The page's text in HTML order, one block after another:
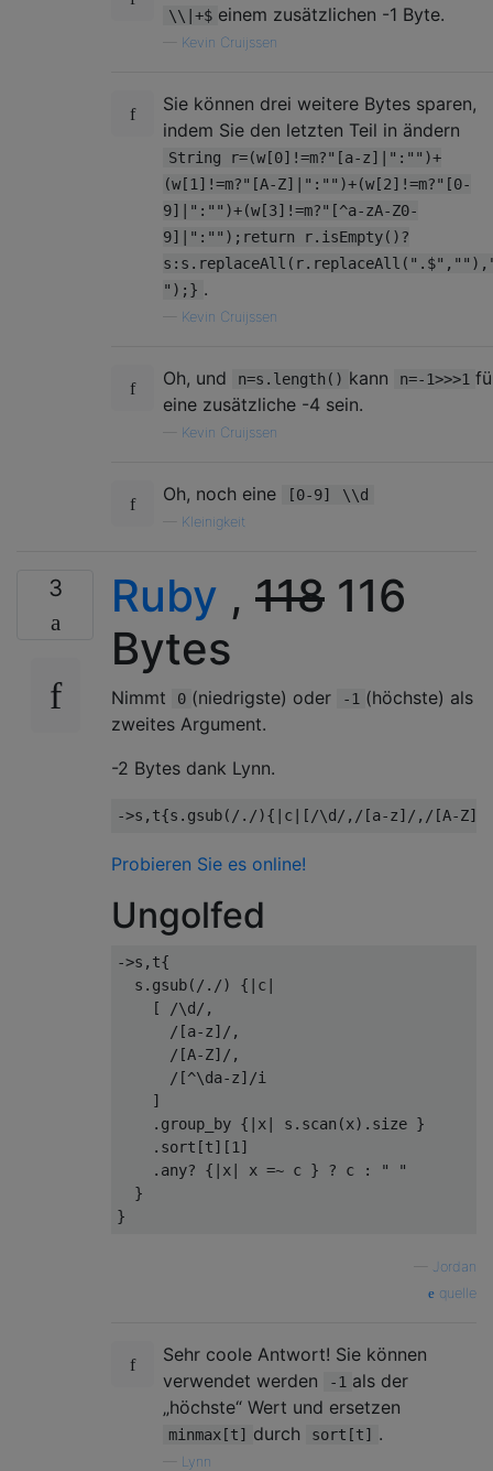
\\|+$ einem zusätzlichen -1 Byte.
Kevin Cruijssen
Sie können drei weitere Bytes sparen,
indem Sie den letzten Teil in ändern
String r=(w[0]!=m?"[a-z]|":"")+
(w[1]!=m?"[A-Z]|":"")+(w[2]!=m?"[0-
9]|":"")+(w[3]!=m?"[^a-zA-Z0-
9]|":"");return r.isEmpty()?
");} .
Kevin Cruijssen
Oh, und n=s.length() kann n=-1>>>1
eine zusätzliche -4 sein.
Kevin Cruijssen
Oh, noch eine [0-9] \\d
Kleinigkeit
3 Ruby , 118 116
Bytes
Nimmt 0 (niedrigste) oder -1 (höchste) als
zweites Argument.
-2 Bytes dank Lynn.
->s , t{s . gsub( /./){| c |[ /\d/ , /[a-z]/ , /[A-Z]/
Probieren Sie es online!
Ungolfed
->s , t{
  s
. gsub( /./) {| c
[
/\d/ ,
/[a-z]/ ,
/[A-Z]/ ,
/[^\da-z]/i
]
. group_by {| x s . scan (x). size }
. sort [t][1 ]
. any? {| x x =~ c } ? c :
" "
}
}
Jordan
quelle
Sehr coole Antwort! Sie können
verwendet werden
-1 als der
„höchste“ Wert und ersetzen
minmax[t] durch sort[t] .
Lynn